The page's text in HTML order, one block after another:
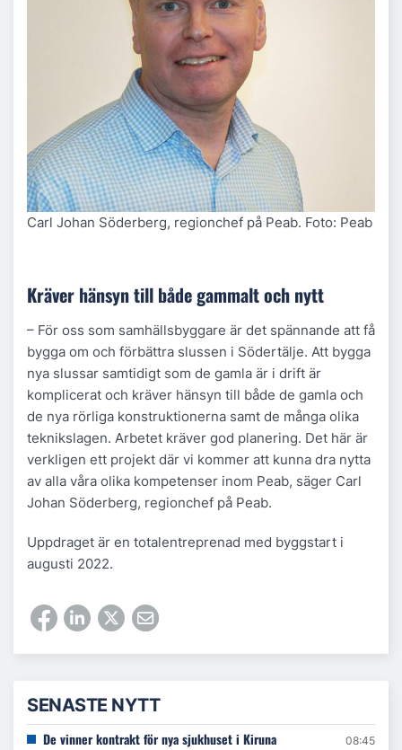
Carl Johan Söderberg, regionchef på Peab. Foto: Peab
Kräver hänsyn till både gammalt och nytt
– För oss som samhällsbyggare är det spännande att få
bygga om och förbättra slussen i Södertälje. Att bygga
nya slussar samtidigt som de gamla är i drift är
komplicerat och kräver hänsyn till både de gamla och
de nya rörliga konstruktionerna samt de många olika
teknikslagen. Arbetet kräver god planering. Det här är
verkligen ett projekt där vi kommer att kunna dra nytta
av alla våra olika kompetenser inom Peab, säger Carl
Johan Söderberg, regionchef på Peab.
Uppdraget är en totalentreprenad med byggstart i
augusti 2022.
SENASTE NYTT
De vinner kontrakt för nya sjukhuset i Kiruna 08:45